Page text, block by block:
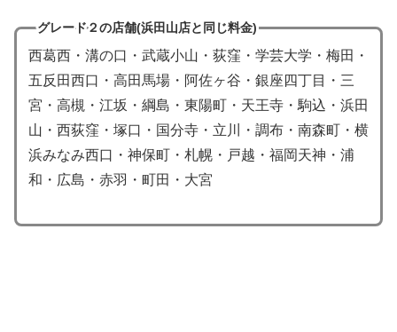
グレード２の店舗(浜田山店と同じ料金)
西葛西・溝の口・武蔵小山・荻窪・学芸大学・梅田・
五反田西口・高田馬場・阿佐ヶ谷・銀座四丁目・三
宮・高槻・江坂・綱島・東陽町・天王寺・駒込・浜田
山・西荻窪・塚口・国分寺・立川・調布・南森町・横
浜みなみ西口・神保町・札幌・戸越・福岡天神・浦
和・広島・赤羽・町田・大宮